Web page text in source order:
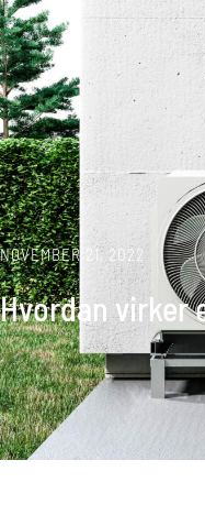
NOVEMBER 21, 2022
Hvordan virker